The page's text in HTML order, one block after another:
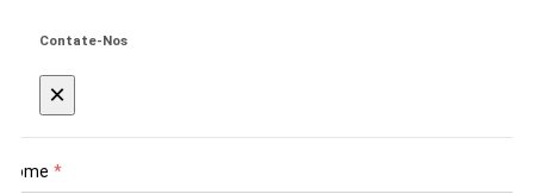
Contate-Nos
×
Nome *